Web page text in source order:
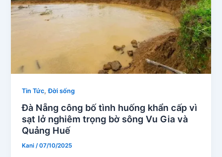
Tin Tức,Đời sống
Đà Nẵng công bố tình huống khẩn cấp vì
sạt lở nghiêm trọng bờ sông Vu Gia và
Quảng Huế
Kani/07/10/2025